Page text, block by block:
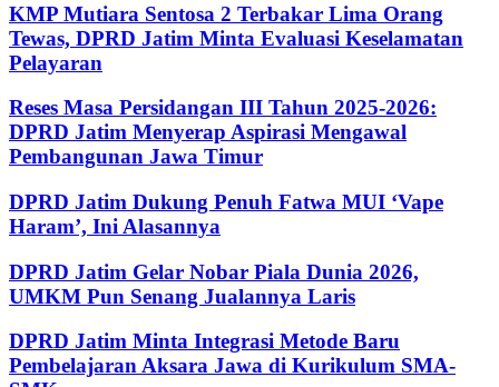
KMP Mutiara Sentosa 2 Terbakar Lima Orang
Tewas, DPRD Jatim Minta Evaluasi Keselamatan
Pelayaran
Reses Masa Persidangan III Tahun 2025-2026:
DPRD Jatim Menyerap Aspirasi Mengawal
Pembangunan Jawa Timur
DPRD Jatim Dukung Penuh Fatwa MUI ‘Vape
Haram’, Ini Alasannya
DPRD Jatim Gelar Nobar Piala Dunia 2026,
UMKM Pun Senang Jualannya Laris
DPRD Jatim Minta Integrasi Metode Baru
Pembelajaran Aksara Jawa di Kurikulum SMA-